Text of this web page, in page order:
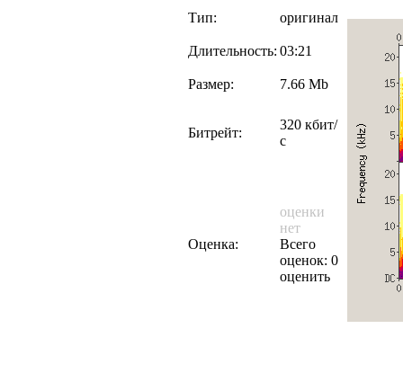
Тип: оригинал
Длительность: 03:21
Размер: 7.66 Mb
Битрейт:
320 кбит/
с
Оценка:
оценки
нет
Всего
оценок: 0
оценить